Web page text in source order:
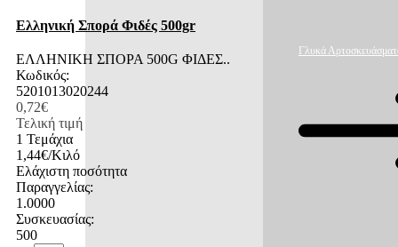
Γλυκά
Ελληνική Σπορά Φιδές 500gr
ΕΛΛΗΝΙΚΗ ΣΠΟΡΑ 500G ΦΙΔΕΣ..
Κωδικός:
5201013020244
0,72€
Τελική τιμή
1 Τεμάχια
1,44€/Κιλό
Ελάχιστη ποσότητα
Παραγγελίας:
1.0000
Συσκευασίας:
500